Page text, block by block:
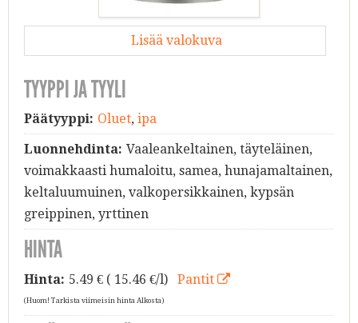
Lisää valokuva
TYYPPI JA TYYLI
Päätyyppi: Oluet, ipa
Luonnehdinta: Vaaleankeltainen, täyteläinen,
voimakkaasti humaloitu, samea, hunajamaltainen,
keltaluumuinen, valkopersikkainen, kypsän
greippinen, yrttinen
HINTA
Hinta: 5.49 € ( 15.46 €/l) Pantit
(Huom! Tarkista viimeisin hinta Alkosta)